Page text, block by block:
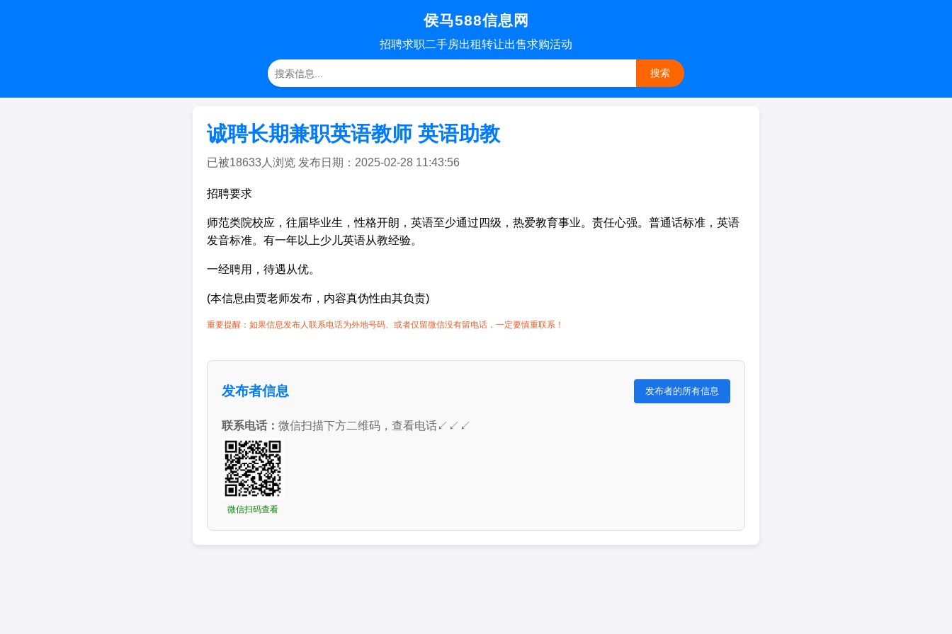
侯马588信息网
招聘求职二手房出租转让出售求购活动
搜索
诚聘长期兼职英语教师 英语助教
已被18633人浏览 发布日期：2025-02-28 11:43:56
招聘要求
师范类院校应，往届毕业生，性格开朗，英语至少通过四级，热爱教育事业。责任心强。普通话标准，英语
发音标准。有一年以上少儿英语从教经验。
一经聘用，待遇从优。
(本信息由贾老师发布，内容真伪性由其负责)
重要提醒：如果信息发布人联系电话为外地号码、或者仅留微信没有留电话，一定要慎重联系！
发布者信息 发布者的所有信息
联系电话： 微信扫描下方二维码，查看电话↙↙↙
微信扫码查看